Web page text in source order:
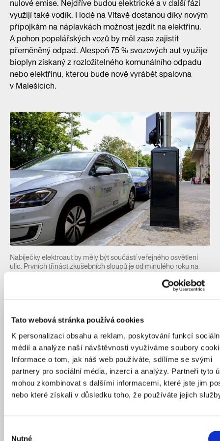
Tato webová stránka používá cookies
K personalizaci obsahu a reklam, poskytování funkcí
médií a analýze naší návštěvnosti využíváme soubory
Informace o tom, jak náš web používáte, sdílíme se svými
partnery pro sociální média, inzerci a analýzy. Partneři tyto
mohou zkombinovat s dalšími informacemi, které jste jim
nebo které získali v důsledku toho, že používáte jejich
Nutné
nulové emise. Nejdříve budou elektrické a v další fázi
využijí také vodík. I lodě na Vltavě dostanou díky novým
přípojkám na náplavkách možnost jezdit na elektřinu.
A pohon popelářských vozů by měl zase zajistit
přeměněný odpad. Alespoň 75 % svozových aut využije
bioplyn získaný z rozložitelného komunálního odpadu
nebo elektřinu, kterou bude nově vyrábět spalovna
v Malešicích.
Nabíječky elektroaut by měly být součástí veřejného osvětlení
ulic. Prvních třináct zkušebních sloupů je od minulého roku na
Vinohradech.
Zužitkuje se i odpad z restaurací
Bioodpad se ve městech velmi sleduje, protože tvoří až
40 % obsahu popelnic domácností i restaurací. Zbytky
jídel a zeleně se dnes z části města sváží na
kompostárny ve Slivenci a Ctěnicích. Dalším krokem
bude výstavba bioplynové stanice, jež z odpadu vyrobí
ročně 5 milionů m3 biometanu, který bude kromě už